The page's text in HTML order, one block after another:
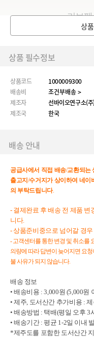
상
상품 필수정보
상품코드
1000009300
배송비
조건부배송 >
제조자
선바이오연구소(
제조국
한국
배송 안내
공급사에서 직접 배송/교환되는
출고지 /수거지가 상이하여 네이
의 부탁드립니다.
- 결제완료 후 배송 전 제품 변
니다.
- 상품준비중으로 넘어갈 경
- 고객센터를 통한 변경 및 취소를
의량에 따라 답변이 늦어지면 요
불 사유가 되지 않습니다.
배송 정보
• 배송비용 : 3,000원 (5,000원
• 제주, 도서산간 추가비용 :
• 배송방법 : 택배(평일 오후
• 배송기간 : 평균 1-2일 이내
*제주도를 포함한 도서산간